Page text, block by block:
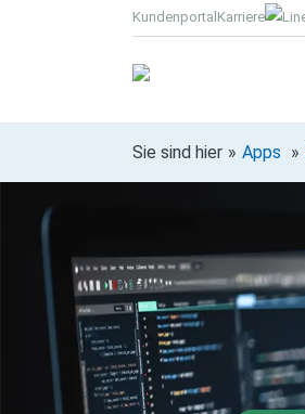
KundenportalKarriere
Sie sind hier Apps